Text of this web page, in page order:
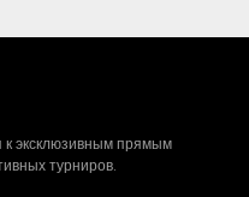
эксклюзивным прямым
турниров.